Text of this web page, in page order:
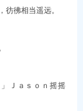
彿相当遥远。
Ｊａｓｏｎ摇摇